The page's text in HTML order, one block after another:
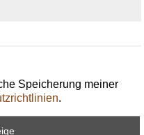
Speicherung meiner
.